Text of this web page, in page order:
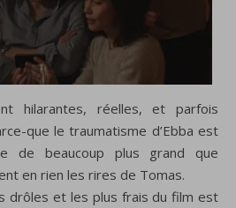
hilarantes, réelles, et parfois
que le traumatisme d’Ebba est
de beaucoup plus grand que
en rien les rires de Tomas.
drôles et les plus frais du film est